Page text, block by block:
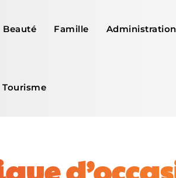
Beauté Famille Administration
Tourisme